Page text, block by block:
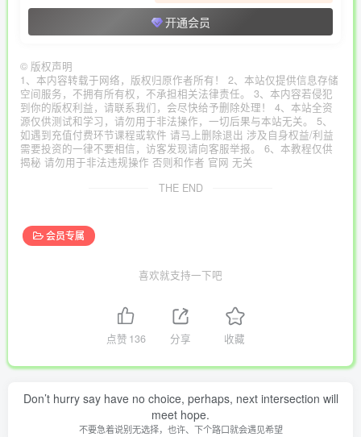
开通会员
© 版权声明
1、本内容转载于网络，版权归原作者所有！ 2、本站仅提供信息存储
空间服务，不拥有所有权，不承担相关法律责任。 3、本内容若侵犯
到你的版权利益，请联系我们，会尽快给予删除处理！ 4、本站全资
源仅供测试和学习，请勿用于非法操作，一切后果与本站无关。 5、
如遇到充值付费环节课程或软件 请马上删除退出 涉及自身权益/利益
需要投资的一律不要相信，访客发现请向客服举报。 6、本教程仅供
揭秘 请勿用于非法违规操作 否则和作者 官网 无关
THE END
会员专属
喜欢就支持一下吧
点赞 136 分享 收藏
Don’t hurry say have no choice, perhaps, next intersection will
meet hope.
不要急着说别无选择，也许、下个路口就会遇见希望